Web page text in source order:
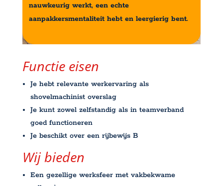
nauwkeurig werkt, een echte
aanpakkersmentaliteit hebt en leergierig bent.
Functie eisen
Je hebt relevante werkervaring als
shovelmachinist overslag
Je kunt zowel zelfstandig als in teamverband
goed functioneren
Je beschikt over een rijbewijs B
Wij bieden
Een gezellige werksfeer met vakbekwame